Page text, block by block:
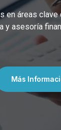
en áreas clave
y asesoría
Más